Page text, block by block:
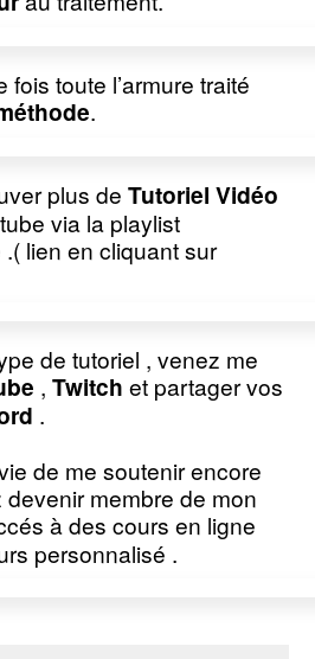
toute l’armure traité
.
plus deTutoriel Vidéo
via la playlist
lien en cliquant sur
de tutoriel , venez me
,Twitch et partager vos
.
de me soutenir encore
membre de mon
à des cours en ligne
personnalisé .